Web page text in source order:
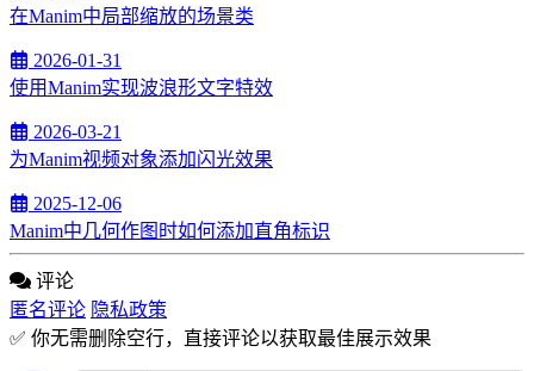
在Manim中局部缩放的场景类
2026-01-31
使用Manim实现波浪形文字特效
2026-03-21
为Manim视频对象添加闪光效果
2025-12-06
Manim中几何作图时如何添加直角标识
评论
匿名评论 隐私政策
✅ 你无需删除空行，直接评论以获取最佳展示效果